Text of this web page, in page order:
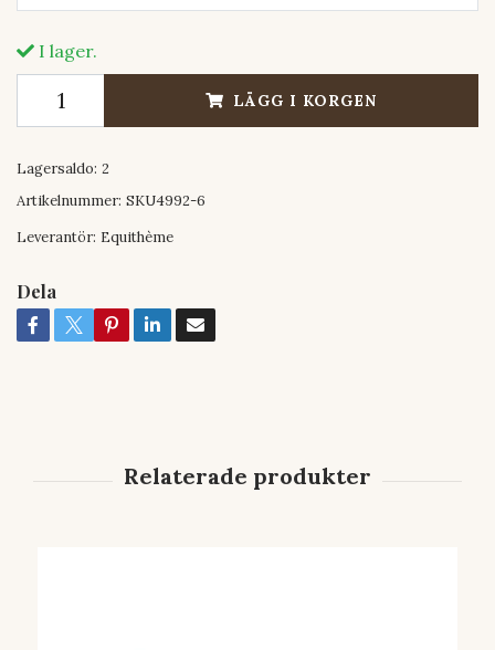
I lager.
LÄGG I KORGEN
Lagersaldo: 2
Artikelnummer: SKU4992-6
Leverantör: Equithème
Dela